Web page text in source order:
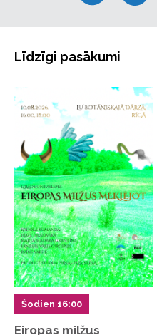
Līdzīgi pasākumi
Šodien 16:00
Eiropas milžus